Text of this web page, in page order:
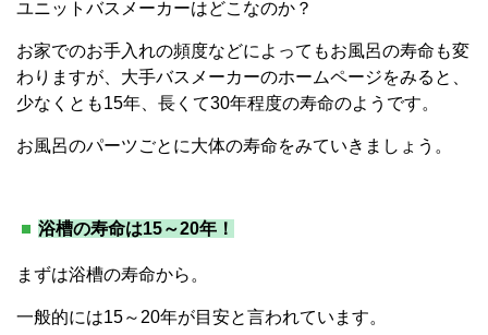
ユニットバスメーカーはどこなのか？
お家でのお手入れの頻度などによってもお風呂の寿命も変
わりますが、大手バスメーカーのホームページをみると、
少なくとも15年、長くて30年程度の寿命のようです。
お風呂のパーツごとに大体の寿命をみていきましょう。
浴槽の寿命は15～20年！
まずは浴槽の寿命から。
一般的には15～20年が目安と言われています。